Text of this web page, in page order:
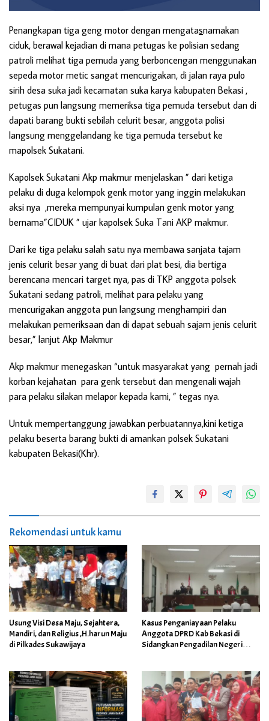
Penangkapan tiga geng motor dengan mengatasnamakan
ciduk, berawal kejadian di mana petugas ke polisian sedang
patroli melihat tiga pemuda yang berboncengan menggunakan
sepeda motor metic sangat mencurigakan, di jalan raya pulo
sirih desa suka jadi kecamatan suka karya kabupaten Bekasi ,
petugas pun langsung memeriksa tiga pemuda tersebut dan di
dapati barang bukti sebilah celurit besar, anggota polisi
langsung menggelandang ke tiga pemuda tersebut ke
mapolsek Sukatani.
Kapolsek Sukatani Akp makmur menjelaskan ” dari ketiga
pelaku di duga kelompok genk motor yang inggin melakukan
aksi nya ,mereka mempunyai kumpulan genk motor yang
bernama”CIDUK ” ujar kapolsek Suka Tani AKP makmur.
Dari ke tiga pelaku salah satu nya membawa sanjata tajam
jenis celurit besar yang di buat dari plat besi, dia bertiga
berencana mencari target nya, pas di TKP anggota polsek
Sukatani sedang patroli, melihat para pelaku yang
mencurigakan anggota pun langsung menghampiri dan
melakukan pemeriksaan dan di dapat sebuah sajam jenis celurit
besar,” lanjut Akp Makmur
Akp makmur menegaskan “untuk masyarakat yang pernah jadi
korban kejahatan para genk tersebut dan mengenali wajah
para pelaku silakan melapor kepada kami, ” tegas nya.
Untuk mempertanggung jawabkan perbuatannya,kini ketiga
pelaku beserta barang bukti di amankan polsek Sukatani
kabupaten Bekasi(Khr).
Rekomendasi untuk kamu
Usung Visi Desa Maju, Sejahtera,
Mandiri, dan Religius ,H.harun Maju
di Pilkades Sukawijaya
Kasus Penganiayaan Pelaku
Anggota DPRD Kab Bekasi di
Sidangkan Pengadilan Negeri